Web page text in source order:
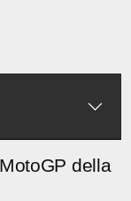
della